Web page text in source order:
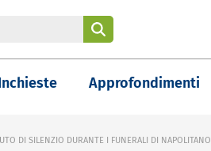
Approfondimenti
DI SILENZIO DURANTE I FUNERALI DI NAPOLITANO